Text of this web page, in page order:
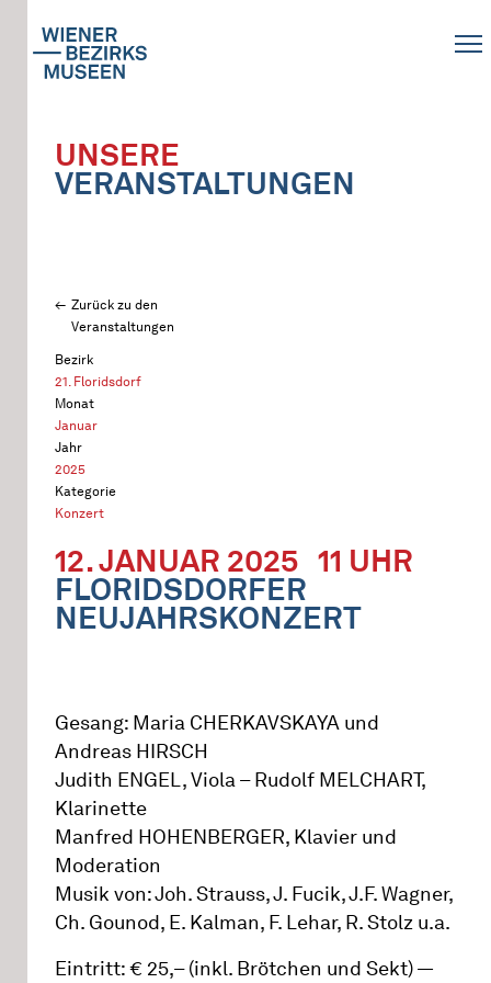
UNSERE
VERANSTALTUNGEN
Zurück zu den
Veranstaltungen
Bezirk
21. Floridsdorf
Monat
Januar
Jahr
2025
Kategorie
Konzert
12. JANUAR 2025 11 UHR
FLORIDSDORFER
NEUJAHRSKONZERT
Gesang: Maria CHERKAVSKAYA und
Andreas HIRSCH
Judith ENGEL, Viola – Rudolf MELCHART,
Klarinette
Manfred HOHENBERGER, Klavier und
Moderation
Musik von: Joh. Strauss, J. Fucik, J.F. Wagner,
Ch. Gounod, E. Kalman, F. Lehar, R. Stolz u.a.
Eintritt: € 25,– (inkl. Brötchen und Sekt) —